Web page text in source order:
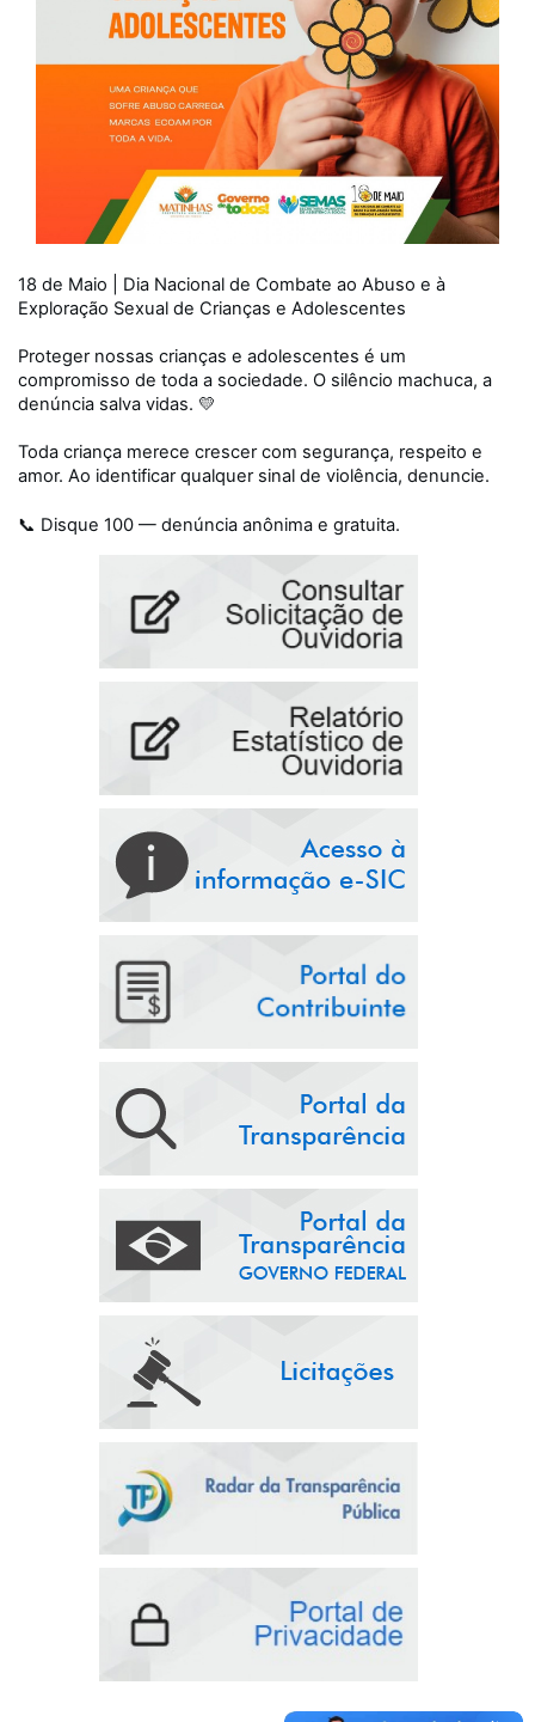
18 de Maio | Dia Nacional de Combate ao Abuso e à
Exploração Sexual de Crianças e Adolescentes
Proteger nossas crianças e adolescentes é um
compromisso de toda a sociedade. O silêncio machuca, a
denúncia salva vidas. 💛
Toda criança merece crescer com segurança, respeito e
amor. Ao identificar qualquer sinal de violência, denuncie.
📞 Disque 100 — denúncia anônima e gratuita.